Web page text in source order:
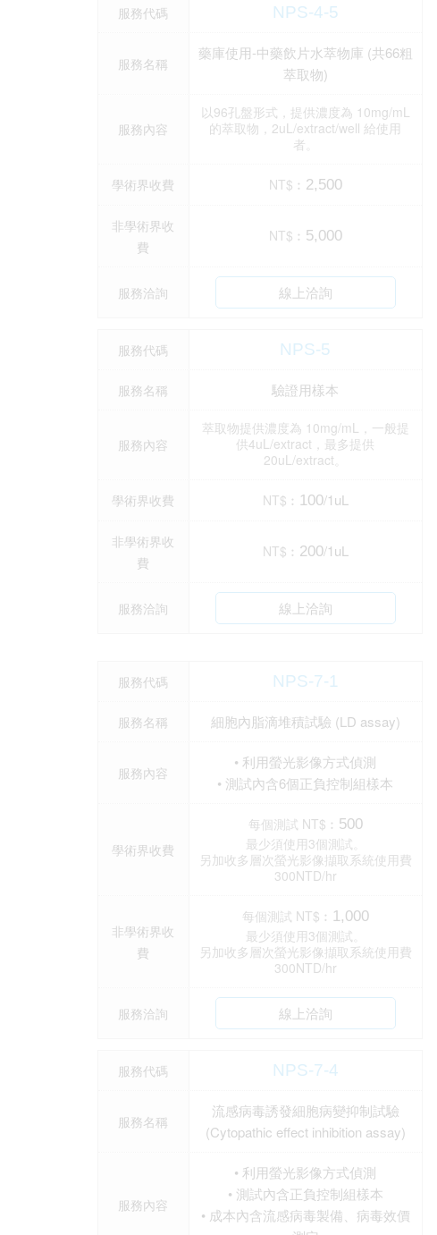
服務代碼 NPS-4-5
服務名稱
藥庫使用-中藥飲片水萃物庫 (共66粗
萃取物)
服務內容
以96孔盤形式，提供濃度為 10mg/mL
的萃取物，2uL/extract/well 給使用
者。
學術界收費 NT$︰ 2,500
非學術界收
費
NT$︰ 5,000
服務洽詢 線上洽詢
服務代碼 NPS-5
服務名稱 驗證用樣本
服務內容
萃取物提供濃度為 10mg/mL，一般提
供4uL/extract，最多提供
20uL/extract。
學術界收費 NT$︰ 100/1uL
非學術界收
費
NT$︰ 200/1uL
服務洽詢 線上洽詢
服務代碼 NPS-7-1
服務名稱 細胞內脂滴堆積試驗 (LD assay)
服務內容
• 利用螢光影像方式偵測
• 測試內含6個正負控制組樣本
學術界收費
每個測試 NT$︰ 500
最少須使用3個測試。
另加收多層次螢光影像擷取系統使用費
300NTD/hr
非學術界收
費
每個測試 NT$︰ 1,000
最少須使用3個測試。
另加收多層次螢光影像擷取系統使用費
300NTD/hr
服務洽詢 線上洽詢
服務代碼 NPS-7-4
服務名稱
流感病毒誘發細胞病變抑制試驗
(Cytopathic effect inhibition assay)
服務內容
• 利用螢光影像方式偵測
• 測試內含正負控制組樣本
• 成本內含流感病毒製備、病毒效價